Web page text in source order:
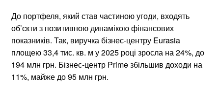
До портфеля, який став частиною угоди, входять
об’єкти з позитивною динамікою фінансових
показників. Так, виручка бізнес-центру Eurasia
площею 33,4 тис. кв. м у 2025 році зросла на 24%, до
194 млн грн. Бізнес-центр Prime збільшив доходи на
11%, майже до 95 млн грн.